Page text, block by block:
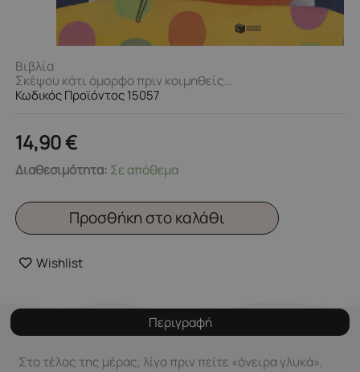
Βιβλία
Σκέψου κάτι όμορφο πριν κοιμηθείς…
Κωδικός Προϊόντος 15057
14,90€
Διαθεσιμότητα: Σε απόθεμα
Σκέψου
όμορφο
πριν
ποσότητα
Προσθήκη στο καλάθι
Wishlist
Περιγραφή
Στο τέλος της μέρας, λίγο πριν πείτε «όνειρα γλυκά»,